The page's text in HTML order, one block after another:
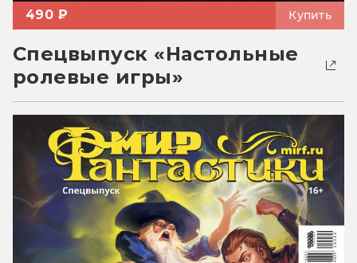
490 ₽ Купить
Спецвыпуск «Настольные
ролевые игры»